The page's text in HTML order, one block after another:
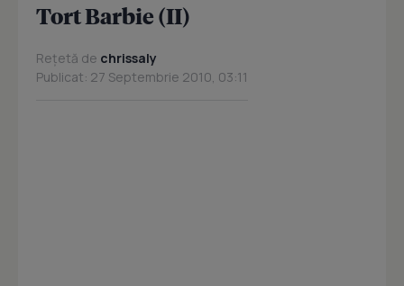
Tort Barbie (II)
Rețetă de chrissaly
Publicat: 27 Septembrie 2010, 03:11